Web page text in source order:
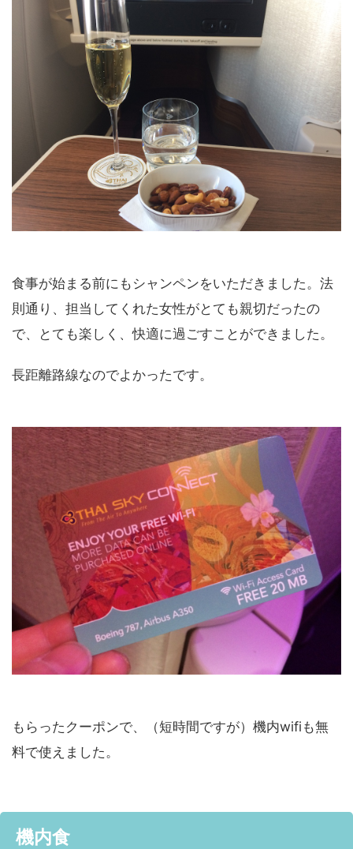
食事が始まる前にもシャンペンをいただきました。法
則通り、担当してくれた女性がとても親切だったの
で、とても楽しく、快適に過ごすことができました。
長距離路線なのでよかったです。
もらったクーポンで、（短時間ですが）機内wifiも無
料で使えました。
機内食